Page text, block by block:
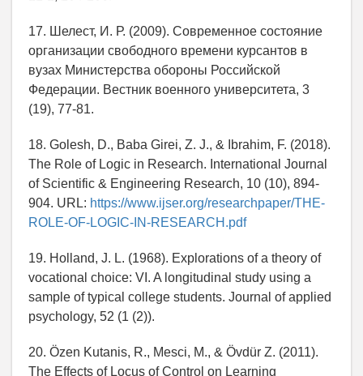
17. Шелест, И. Р. (2009). Современное состояние
организации свободного времени курсантов в
вузах Министерства обороны Российской
Федерации. Вестник военного университета, 3
(19), 77-81.
18. Golesh, D., Baba Girei, Z. J., & Ibrahim, F. (2018).
The Role of Logic in Research. International Journal
of Scientific & Engineering Research, 10 (10), 894-
904. URL: https://www.ijser.org/researchpaper/THE-
ROLE-OF-LOGIC-IN-RESEARCH.pdf
19. Holland, J. L. (1968). Explorations of a theory of
vocational choice: VI. A longitudinal study using a
sample of typical college students. Journal of applied
psychology, 52 (1 (2)).
20. Özen Kutanis, R., Mesci, M., & Övdür Z. (2011).
The Effects of Locus of Control on Learning